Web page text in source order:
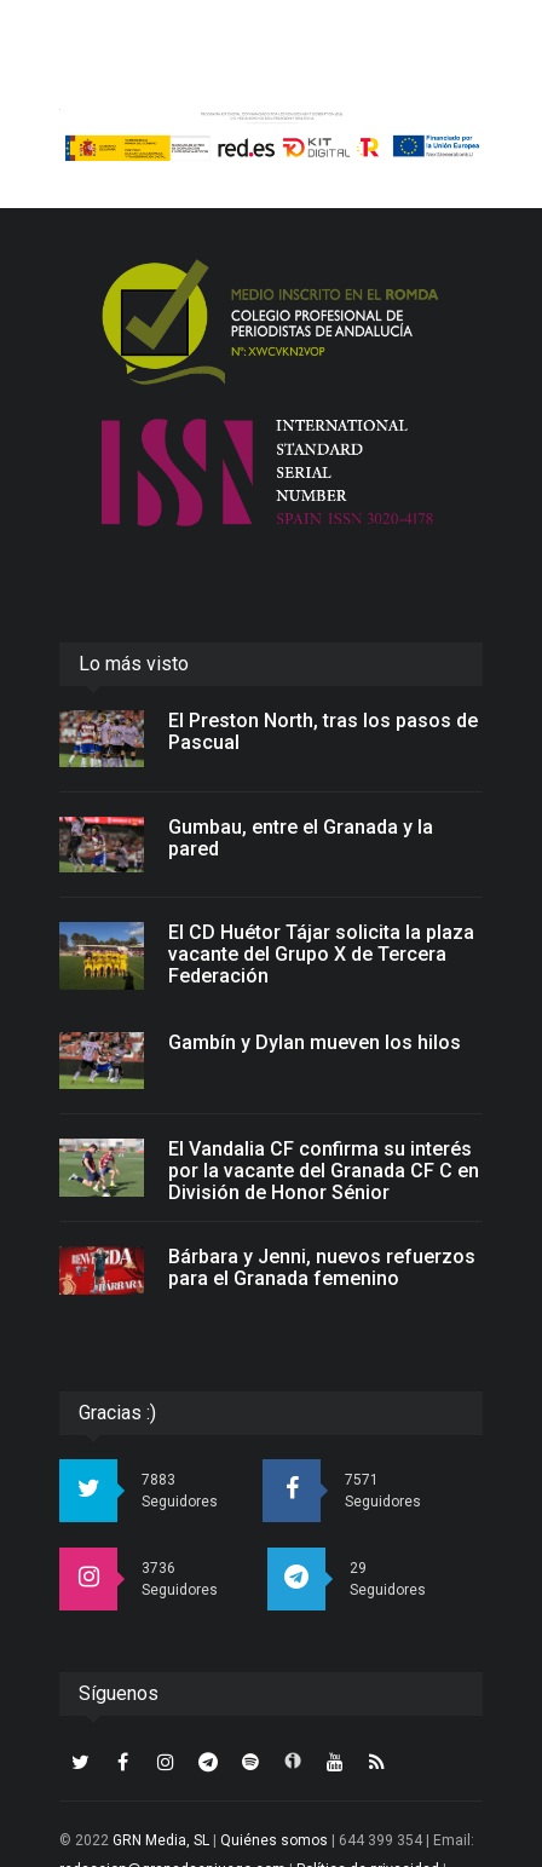
Lo más visto
El Preston North, tras los pasos de
Pascual
Gumbau, entre el Granada y la
pared
El CD Huétor Tájar solicita la plaza
vacante del Grupo X de Tercera
Federación
Gambín y Dylan mueven los hilos
El Vandalia CF confirma su interés
por la vacante del Granada CF C en
División de Honor Sénior
Bárbara y Jenni, nuevos refuerzos
para el Granada femenino
Gracias :)
7883
Seguidores
7571
Seguidores
3736
Seguidores
29
Seguidores
Síguenos
© 2022 GRN Media, SL | Quiénes somos | 644 399 354 | Email: